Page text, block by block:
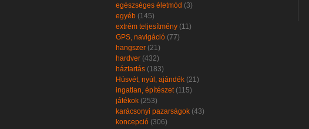
egészséges életmód (3)
egyéb (145)
extrém teljesítmény (11)
GPS, navigáció (77)
hangszer (21)
hardver (432)
háztartás (183)
Húsvét, nyúl, ajándék (21)
ingatlan, építészet(115)
játékok (253)
karácsonyi pazarságok (43)
koncepció (306)